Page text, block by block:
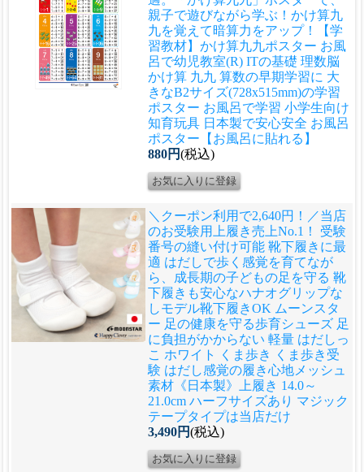
親子で遊びながら学ぶ！かけ算九
九を覚えて暗算力をアップ！
【学
習教材】かけ算九九ポスター お風
呂で幼児教室(R) ITの基礎 理数脳
かけ算 九九 算数の早期学習に 大
きなB2サイズ(728x515mm)の学習
ポスター お風呂で学習 小学生向け
知育玩具 日本製で安心安全 お風呂
ポスター【お風呂に貼れる】
880円(税込)
＼クーポン利用で2,640円！／当店
のお受験用上履き売上No.1！ 受験
番号の縫い付け可能 靴下履きに最
適 はだしで歩く感覚を育てなが
ら、成長期の子どもの足を守る 靴
下履きも安心なハナオグリップな
しモデル靴下履きOK ムーンスタ
ー 足の健康を守る歩育シューズ 足
に負担がかからない 軽量 はだしっ
こ ホワイト くま歩き くま歩き受
験 はだし感覚の履き心地メッシュ
素材《日本製》上履き 14.0～
21.0cm ハーフサイズあり マジック
テープタイプは当店だけ
3,490円(税込)